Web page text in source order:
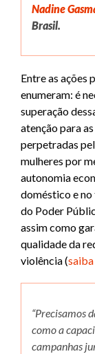
Nadine
Brasil.
Entre as ações
enumeram: é
superação
atenção para
perpetradas
mulheres por
autonomia
doméstico e
do Poder
assim como
qualidade da
violência (
“Precisamos
como a
campanhas